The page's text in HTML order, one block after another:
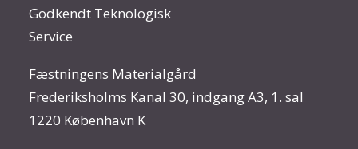
Godkendt Teknologisk
Service
Fæstningens Materialgård
Frederiksholms Kanal 30, indgang A3, 1. sal
1220 København K